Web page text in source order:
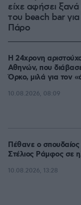
είχε αφήσει ξανά
του beach bar
Πάρο
Η 24χρονη
Αθηνών, που
Όρκο, μιλά για τον
10.08.2026, 08:09
Πέθανε ο σπουδαίος
Στέλιος Ράμφος σε
10.08.2026, 13:28